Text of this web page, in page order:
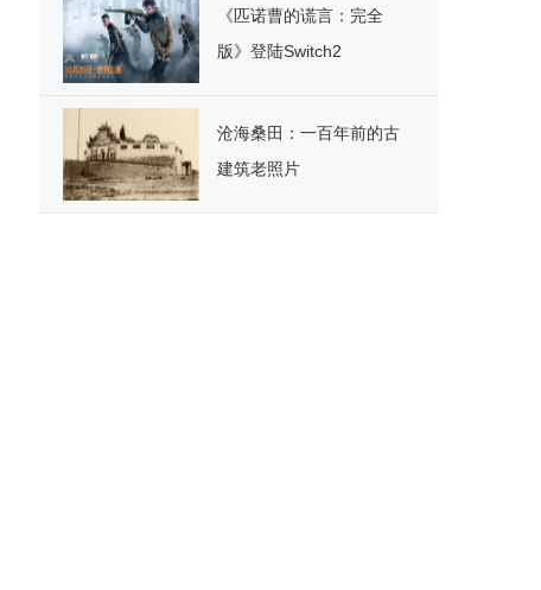
《匹诺曹的谎言：完全
版》登陆Switch2
沧海桑田：一百年前的古
建筑老照片